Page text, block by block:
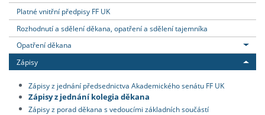
Platné vnitřní předpisy FF UK
Rozhodnutí a sdělení děkana, opatření a sdělení tajemníka
Opatření děkana
Zápisy
Zápisy z jednání předsednictva Akademického senátu FF UK
Zápisy z jednání kolegia děkana
Zápisy z porad děkana s vedoucími základních součástí